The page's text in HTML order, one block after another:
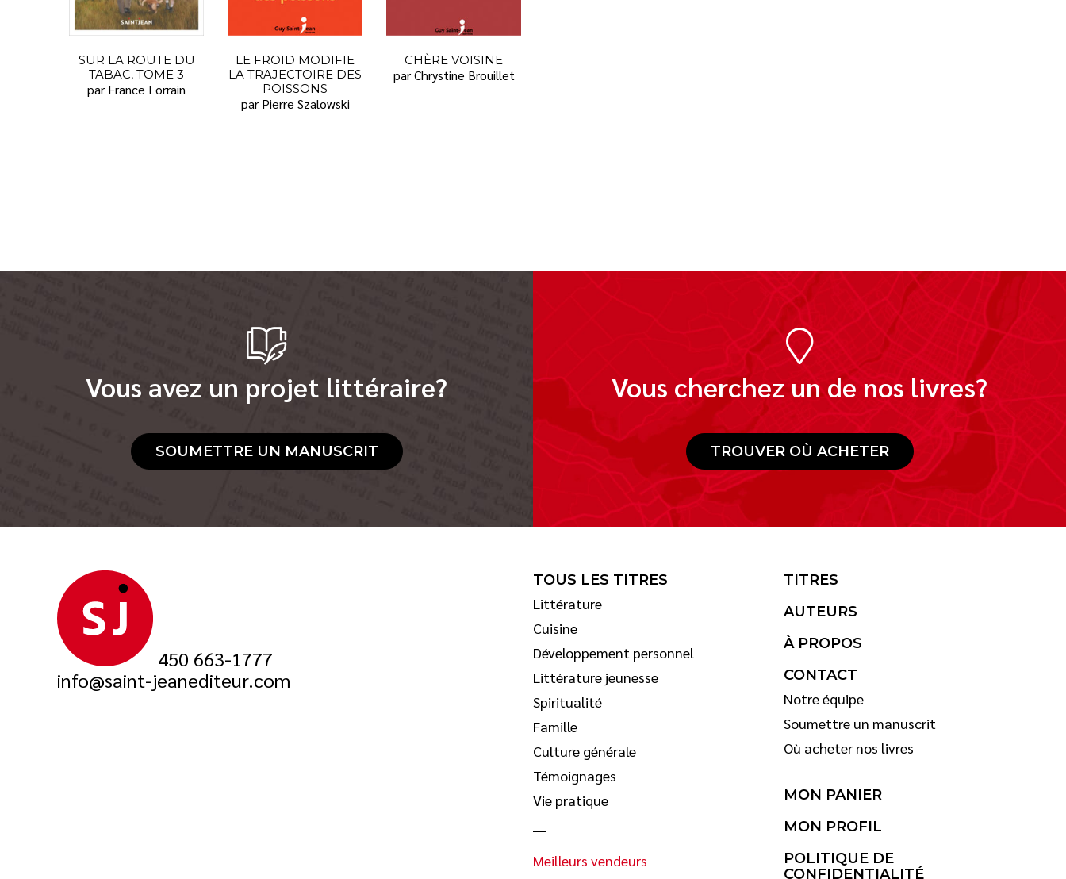
SUR LA ROUTE DU
TABAC, TOME 3
par France Lorrain
LE FROID MODIFIE
LA TRAJECTOIRE DES
POISSONS
par Pierre Szalowski
CHÈRE VOISINE
par Chrystine Brouillet
Vous avez un projet littéraire?
SOUMETTRE UN MANUSCRIT
Vous cherchez un de nos livres?
TROUVER OÙ ACHETER
450 663-1777
info@saint-jeanediteur.com
TOUS LES TITRES
Littérature
Cuisine
Développement personnel
Littérature jeunesse
Spiritualité
Famille
Culture générale
Témoignages
Vie pratique
Meilleurs vendeurs
TITRES
AUTEURS
À PROPOS
CONTACT
Notre équipe
Soumettre un manuscrit
Où acheter nos livres
MON PANIER
MON PROFIL
POLITIQUE DE
CONFIDENTIALITÉ